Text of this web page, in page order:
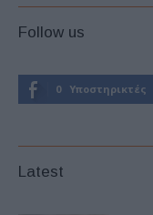
Follow us
0 Υποστηρικτές
Latest